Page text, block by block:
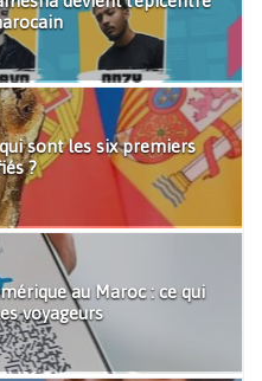
sont les six premiers
?
au Maroc : ce qui
voyageurs